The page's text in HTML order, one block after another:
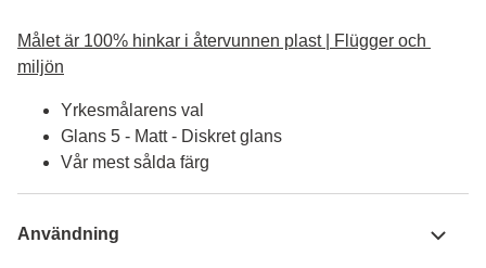
Målet är 100% hinkar i återvunnen plast | Flügger och
miljön
Yrkesmålarens val
Glans 5 - Matt - Diskret glans
Vår mest sålda färg
Användning